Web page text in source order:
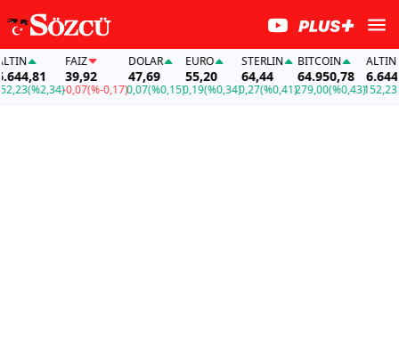
(%2,34)
FAİZ
39,92
-0,07(%-0,17)
DOLAR
47,69
0,07(%0,15)
EURO
55,20
0,19(%0,34)
STERLIN
64,44
0,27(%0,41)
BITCOIN
64.950,78
279,00(%0,43)
ALTIN
152,23